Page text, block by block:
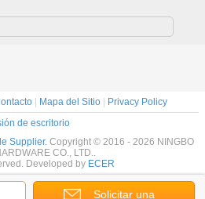
Solicitar una
| Mapa del Sitio|
Privacy Policy
de escritorio
Supplier. Copyright © 2016 - 2026 NINGBO
CO., LTD..
Developed by ECER